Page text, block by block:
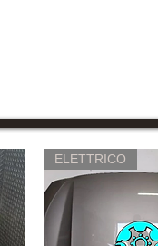
ELETTRICO